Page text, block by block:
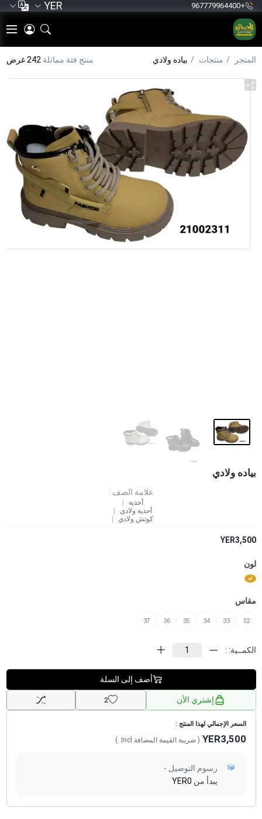
+967779964400
YER
المتجر منتجات بياده ولادي منتج فئة مماثلة 242 غرض
بياده ولادي
علامة الصف :
أحذية
أحذية ولادي
كوتش ولادي
YER3,500
لون
مقاس
32
33
34
35
36
37
الكمــية: :
أضف إلى السلة
إشتري الأن 2
السعر الإجمالي لهذا المنتج :
YER3,500 ( ضريبة القيمة المضافة Incl.
)
رسوم التوصيل -
يبدأ من YER0